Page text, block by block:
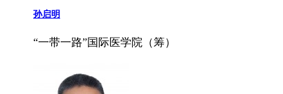
孙启明
“一带一路”国际医学院（筹）